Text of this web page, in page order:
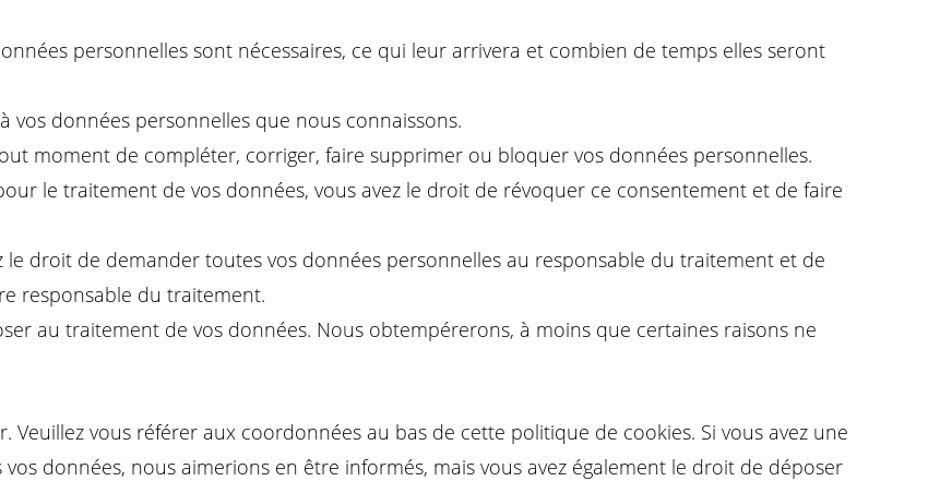
personnelles sont nécessaires, ce qui leur arrivera et combien de temps elles seront
vos données personnelles que nous connaissons.
moment de compléter, corriger, faire supprimer ou bloquer vos données personnelles.
le traitement de vos données, vous avez le droit de révoquer ce consentement et de faire
le droit de demander toutes vos données personnelles au responsable du traitement et de
responsable du traitement.
au traitement de vos données. Nous obtempérerons, à moins que certaines raisons ne
Veuillez vous référer aux coordonnées au bas de cette politique de cookies. Si vous avez une
données, nous aimerions en être informés, mais vous avez également le droit de déposer